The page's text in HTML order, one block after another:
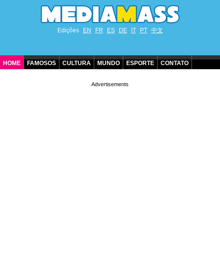
Edições EN FR ES DE IT PT 中文
HOME FAMOSOS CULTURA MUNDO ESPORTE CONTATO